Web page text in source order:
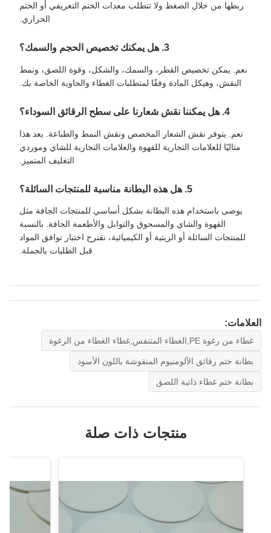
ربطها من خلال الضغط ولا تتطلب معدات الختم التعريفي أو الختم
الحراري.
3. هل يمكنك تخصيص الحجم والسمك؟
نعم. يمكن تخصيص القطر، والسمك، والشكل، وقوة اللصق، ونمط
النقش، وهيكل المادة وفقًا لمتطلبات الغطاء والحاوية الخاصة بك.
4. هل يمكننا نقش شعارنا على سطح الرقائق السوداء؟
نعم. يتوفر نقش الشعار المخصص ونقش النمط والطباعة. يعد هذا
مثاليًا للعلامات التجارية للقهوة والعلامات التجارية للشاي وموردي
التغليف المتميز.
5. هل هذه البطانة مناسبة للمنتجات السائلة؟
يوصى باستخدام هذه البطانة بشكل أساسي للمنتجات الجافة مثل
القهوة والشاي والمسحوق والتوابل والأطعمة الجافة. بالنسبة
للمنتجات السائلة أو الزيتية أو الكيميائية، نقترح اختبار توافق المواد
قبل الطلبات بالجملة.
العلامات:
غطاء من رغوة PE,الغطاء المتنفس,غطاء الغطاء من الرغوة
بطانة ختم رقائق الألومنيوم المنقوشة باللون الأسود
بطانة ختم غطاء ذاتية اللصق
منتجات ذات صلة